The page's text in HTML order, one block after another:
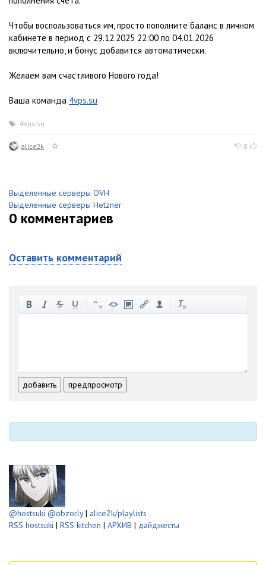
Чтобы воспользоваться им, просто пополните баланс в личном
кабинете в период с 29.12.2025 22:00 по 04.01.2026
включительно, и бонус добавится автоматически.
Желаем вам счастливого Нового года!
Ваша команда 4vps.su
4vps.su
alice2k 0
Выделенные серверы OVH
Выделенные серверы Hetzner
0 комментариев
Оставить комментарий
-
-
-
добавить предпросмотр
@hostsuki @obzorly| alice2k/playlists
RSS hostsuki | RSS kitchen | АРХИВ | дайджесты